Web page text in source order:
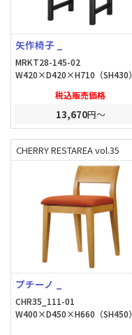
矢作椅子 _
MRKT28-145-02
W420×D420×H710（SH430）
税込販売価格
13,670円～
CHERRY RESTAREA vol.35
プチーノ _
CHR35_111-01
W400×D450×H660（SH450）